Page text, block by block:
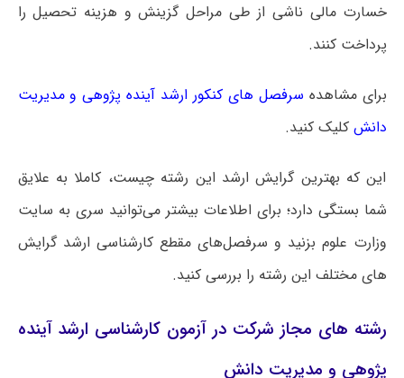
خسارت مالی ناشی از طی مراحل گزینش و هزینه تحصیل را
پرداخت کنند.
برای مشاهده سرفصل های کنکور ارشد آینده پژوهی و مدیریت
دانش کلیک کنید.
این که بهترین گرایش ارشد این رشته چیست، کاملا به علایق
شما بستگی دارد؛ برای اطلاعات بیشتر می‌توانید سری به سایت
وزارت علوم بزنید و سرفصل‌های مقطع کارشناسی ارشد گرایش
های مختلف این رشته را بررسی کنید.
رشته های مجاز شرکت در آزمون کارشناسی ارشد آینده
پژوهی و مدیریت دانش